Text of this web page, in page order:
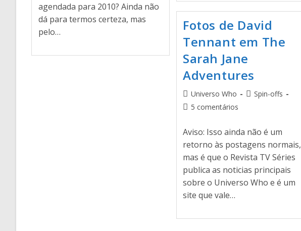
agendada para 2010? Ainda não
dá para termos certeza, mas
pelo…
Fotos de David
Tennant em The
Sarah Jane
Adventures
Universo Who
Spin-offs
5 comentários
Aviso: Isso ainda não é um
retorno às postagens normais,
mas é que o Revista TV Séries
publica as noticias principais
sobre o Universo Who e é um
site que vale…